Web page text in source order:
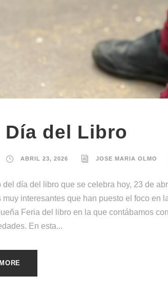
Día del Libro
ABRIL 23, 2026 JOSE MARIA OLMO
del día del libro que se celebra hoy, 23 de
muy interesantes que han puesto el foco en
Feria del libro en la que contábamos
En esta...